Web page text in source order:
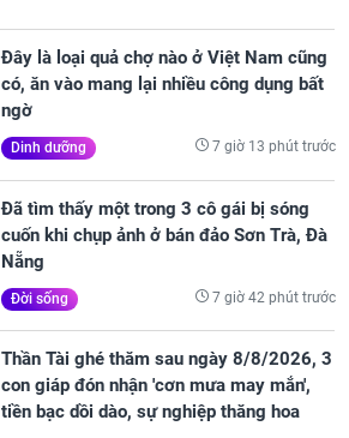
Đây là loại quả chợ nào ở Việt Nam cũng
có, ăn vào mang lại nhiều công dụng bất
ngờ
Dinh dưỡng 7 giờ 13 phút trước
Đã tìm thấy một trong 3 cô gái bị sóng
cuốn khi chụp ảnh ở bán đảo Sơn Trà, Đà
Nẵng
Đời sống 7 giờ 42 phút trước
Thần Tài ghé thăm sau ngày 8/8/2026, 3
con giáp đón nhận 'cơn mưa may mắn',
tiền bạc dồi dào, sự nghiệp thăng hoa